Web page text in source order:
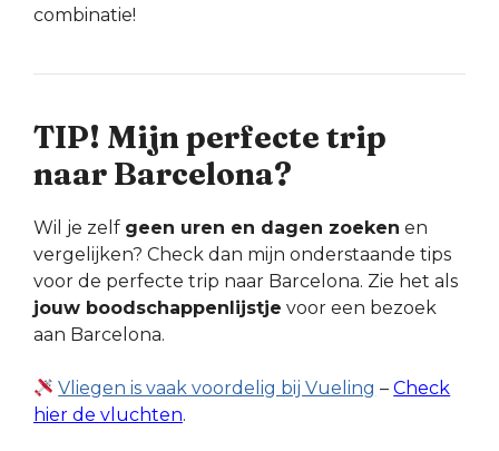
combinatie!
TIP! Mijn perfecte trip
naar Barcelona?
Wil je zelf geen uren en dagen zoeken en
vergelijken? Check dan mijn onderstaande tips
voor de perfecte trip naar Barcelona. Zie het als
jouw boodschappenlijstje voor een bezoek
aan Barcelona.
Vliegen is vaak voordelig bij Vueling –Check
hier de vluchten.